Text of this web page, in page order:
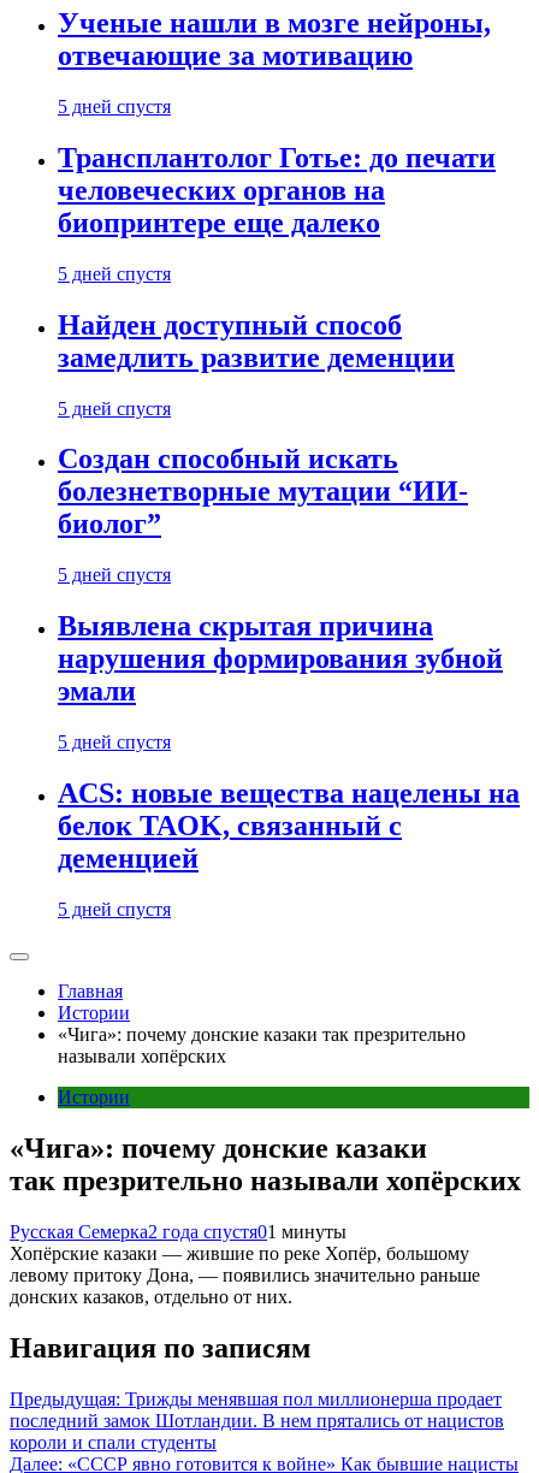
Ученые нашли в мозге нейроны,
отвечающие за мотивацию
5 дней спустя
Трансплантолог Готье: до печати
человеческих органов на
биопринтере еще далеко
5 дней спустя
Найден доступный способ
замедлить развитие деменции
5 дней спустя
Создан способный искать
болезнетворные мутации “ИИ-
биолог”
5 дней спустя
Выявлена скрытая причина
нарушения формирования зубной
эмали
5 дней спустя
ACS: новые вещества нацелены на
белок TAOK, связанный с
деменцией
5 дней спустя
Главная
Истории
«Чига»: почему донские казаки так презрительно
называли хопёрских
Истории
«Чига»: почему донские казаки
так презрительно называли хопёрских
Русская Семерка2 года спустя01 минуты
Хопёрские казаки — жившие по реке Хопёр, большому
левому притоку Дона, — появились значительно раньше
донских казаков, отдельно от них.
Навигация по записям
Предыдущая: Трижды менявшая пол миллионерша продает
последний замок Шотландии. В нем прятались от нацистов
короли и спали студенты
Далее: «СССР явно готовится к войне» Как бывшие нацисты